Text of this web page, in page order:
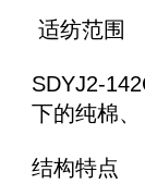
适纺范围
SDYJ2-
下的纯棉
结构特点